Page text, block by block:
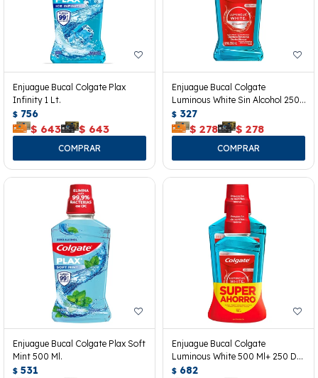
Enjuague Bucal Colgate Plax
Infinity 1 Lt.
$ 756
$ 643 $ 643
Enjuague Bucal Colgate
Luminous White Sin Alcohol 250
Ml.
$ 327
$ 278 $ 278
Enjuague Bucal Colgate Plax Soft
Mint 500 Ml.
$ 531
Enjuague Bucal Colgate
Luminous White 500 Ml+ 250 De
Regalo.
$ 682